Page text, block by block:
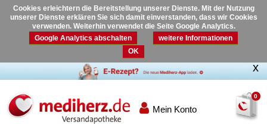
Cookies erleichtern die Bereitstellung unserer Dienste. Mit der Nutzung
unserer Dienste erklären Sie sich damit einverstanden, dass wir Cookies
verwenden. Weiterhin verwendet die Seite Google Analytics.
Google Analytics abschalten
weitere Informationen
OK
0
Mein Konto